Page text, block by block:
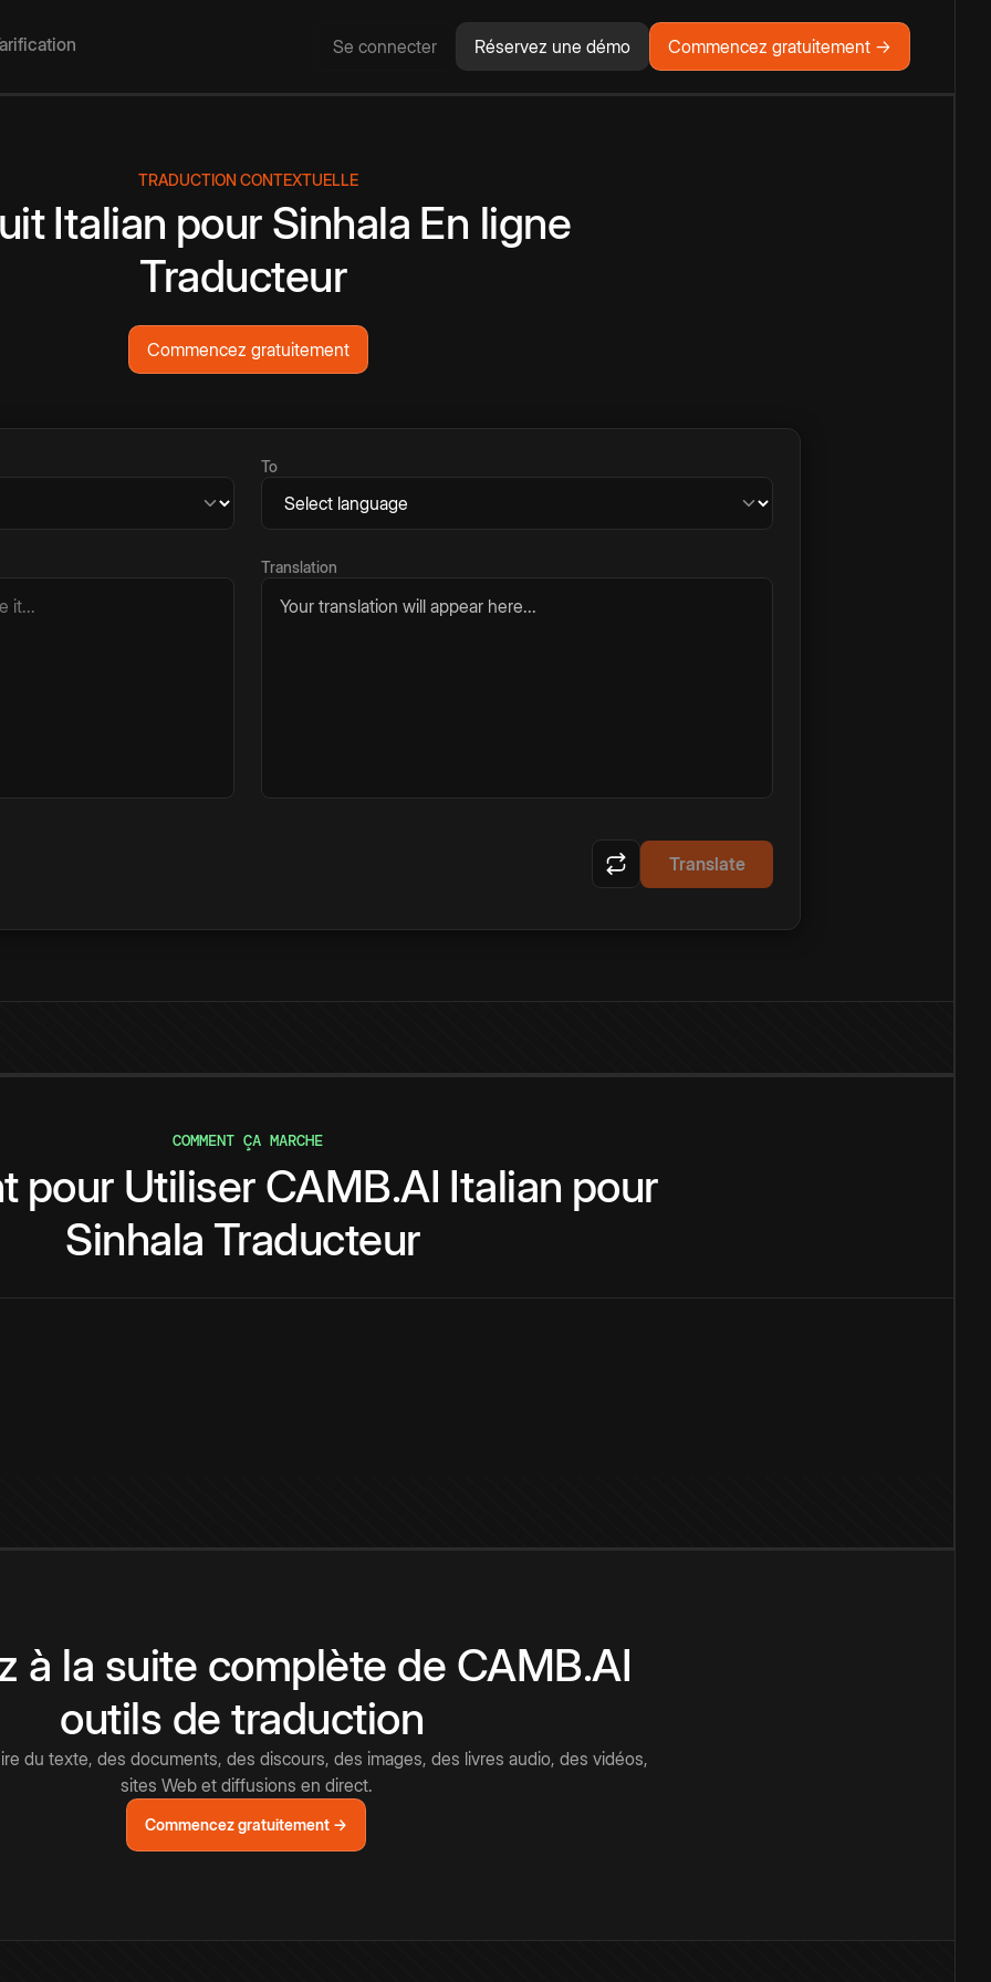
Se connecter Réservez une démo Commencez gratuitement →
TRADUCTION CONTEXTUELLE
Italian pour Sinhala En ligne
Traducteur
Commencez gratuitement
To
Translation
Your translation will appear here...
Translate
COMMENT ÇA MARCHE
pour Utiliser CAMB.AI Italian pour
Sinhala Traducteur
à la suite complète de CAMB.AI
outils de traduction
du texte, des documents, des discours, des images, des livres audio, des vidéos,
sites Web et diffusions en direct.
Commencez gratuitement →